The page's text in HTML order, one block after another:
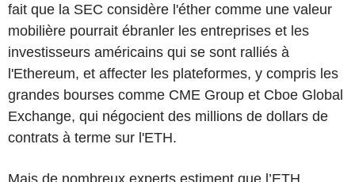
fait que la SEC considère l'éther comme une valeur
mobilière pourrait ébranler les entreprises et les
investisseurs américains qui se sont ralliés à
l'Ethereum, et affecter les plateformes, y compris les
grandes bourses comme CME Group et Cboe Global
Exchange, qui négocient des millions de dollars de
contrats à terme sur l'ETH.
Mais de nombreux experts estiment que l’ETH